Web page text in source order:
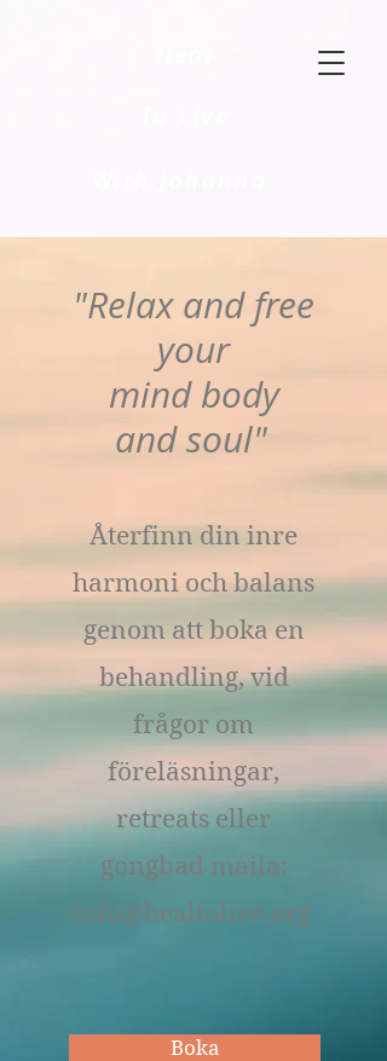
"Relax and free
your
mind body
and soul"
Återfinn din inre
harmoni och balans
genom att boka en
behandling, vid
frågor om
föreläsningar,
retreats eller
gongbad maila:
info@healtolive.org
Boka